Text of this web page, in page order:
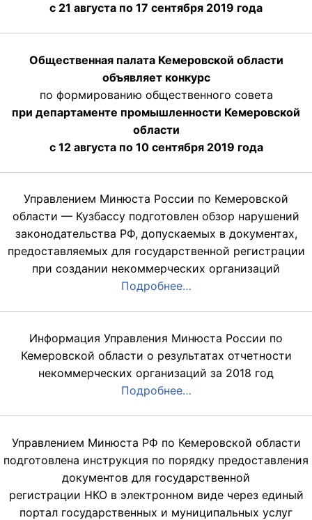
с 21 августа по 17 сентября 2019 года
Общественная палата Кемеровской области
объявляет конкурс
по формированию общественного совета
при департаменте промышленности Кемеровской
области
с 12 августа по 10 сентября 2019 года
Управлением Минюста России по Кемеровской
области — Кузбассу подготовлен обзор нарушений
законодательства РФ, допускаемых в документах,
предоставляемых для государственной регистрации
при создании некоммерческих организаций
Подробнее…
Информация Управления Минюста России по
Кемеровской области о результатах отчетности
некоммерческих организаций за 2018 год
Подробнее…
Управлением Минюста РФ по Кемеровской области
подготовлена инструкция по порядку предоставления
документов для государственной
регистрации НКО в электронном виде через единый
портал государственных и муниципальных услуг